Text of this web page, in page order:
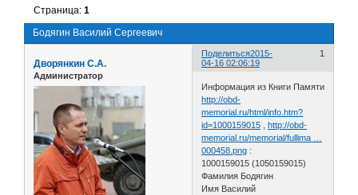
Бодягин Василий Сергеевич
Страница:1
Поделиться 1
2015-
04-16 02:06:19
Дворянкин С.А.
Администратор
Информация из Книги Памяти
http://obd-
memorial.ru/html/info.htm?
id=1000159015 ,http://obd-
memorial.ru/memorial/fullima …
000458.png :
1000159015 (1050159015)
Фамилия Бодягин
Имя Василий